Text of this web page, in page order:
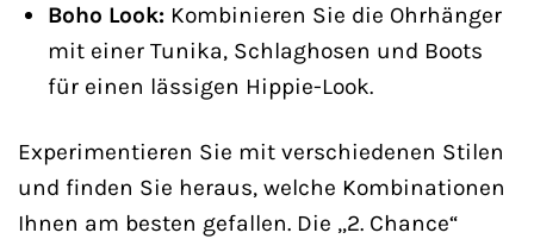
Boho Look:Kombinieren Sie die Ohrhänger
mit einer Tunika, Schlaghosen und Boots
für einen lässigen Hippie-Look.
Experimentieren Sie mit verschiedenen Stilen
und finden Sie heraus, welche Kombinationen
Ihnen am besten gefallen. Die „2. Chance“